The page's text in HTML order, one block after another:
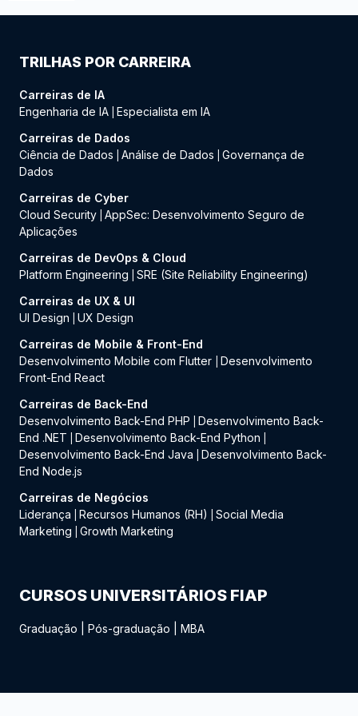
TRILHAS POR CARREIRA
Carreiras de IA
Engenharia de IA Especialista em IA
Carreiras de Dados
Ciência de Dados
Análise de Dados
Governança de
Dados
Carreiras de Cyber
Cloud Security AppSec: Desenvolvimento Seguro de
Aplicações
Carreiras de DevOps & Cloud
Platform Engineering
SRE (Site Reliability Engineering)
Carreiras de UX & UI
UI Design
UX Design
Carreiras de Mobile & Front-End
Desenvolvimento Mobile com Flutter
Desenvolvimento
Front-End React
Carreiras de Back-End
Desenvolvimento Back-End PHP
Desenvolvimento Back-
End .NET
Desenvolvimento Back-End Python
Desenvolvimento Back-End Java
Desenvolvimento Back-
End Node.js
Carreiras de Negócios
Liderança
Recursos Humanos (RH)
Social Media
Marketing
Growth Marketing
CURSOS UNIVERSITÁRIOS FIAP
Graduação Pós-graduação MBA